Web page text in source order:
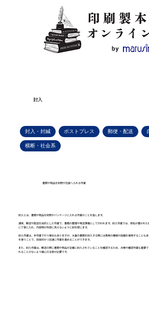
封入
封入・封緘 ポストプレス 郵便・配送
横断・社会系
書類や物品を封筒や包装へ入れる作業
封入とは、書類や物品を封筒やパッケージに入れる作業のことを指します。
通常、郵送や配送を目的とした作業で、書類の整理や発送準備として行われます。封入作業では、宛名が書かれ
に丁寧に入れ、内容物が外部に見えないように封を閉じます。
封入作業は、手作業で行う場合もありますが、大量の書類を封入する際には専用の機械や設備を使用することも
を使うことで、効率的かつ迅速に作業を進めることができます。
また、封入作業は、郵送の際に書類や物品が正確に封入されていることを確認するため、点検や確認作業も重要
れることのないよう細心の注意が必要です。